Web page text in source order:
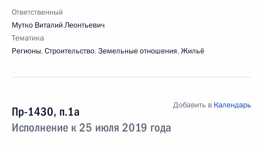
Ответственный
Мутко Виталий Леонтьевич
Тематика
Регионы,Строительство,Земельные отношения,Жильё
Пр-1430, п.1а
Исполнение к 25 июля 2019 года
Добавить в Календарь